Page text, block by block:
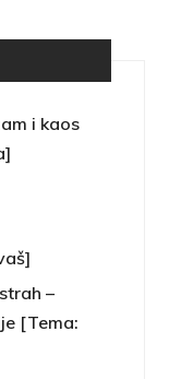
i kaos
–
[Tema: